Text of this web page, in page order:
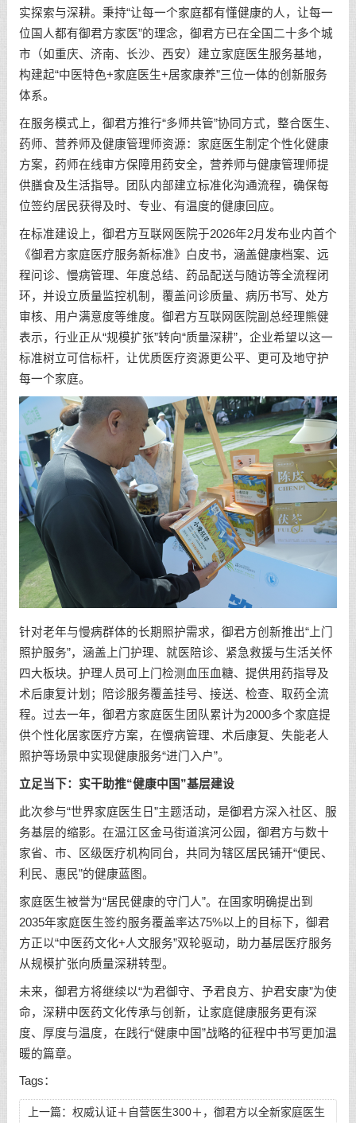
实探索与深耕。秉持“让每一个家庭都有懂健康的人，让每一
位国人都有御君方家医”的理念，御君方已在全国二十多个城
市（如重庆、济南、长沙、西安）建立家庭医生服务基地，
构建起“中医特色+家庭医生+居家康养”三位一体的创新服务
体系。
在服务模式上，御君方推行“多师共管”协同方式，整合医生、
药师、营养师及健康管理师资源：家庭医生制定个性化健康
方案，药师在线审方保障用药安全，营养师与健康管理师提
供膳食及生活指导。团队内部建立标准化沟通流程，确保每
位签约居民获得及时、专业、有温度的健康回应。
在标准建设上，御君方互联网医院于2026年2月发布业内首个
《御君方家庭医疗服务新标准》白皮书，涵盖健康档案、远
程问诊、慢病管理、年度总结、药品配送与随访等全流程闭
环，并设立质量监控机制，覆盖问诊质量、病历书写、处方
审核、用户满意度等维度。御君方互联网医院副总经理熊健
表示，行业正从“规模扩张”转向“质量深耕”，企业希望以这一
标准树立可信标杆，让优质医疗资源更公平、更可及地守护
每一个家庭。
针对老年与慢病群体的长期照护需求，御君方创新推出“上门
照护服务”，涵盖上门护理、就医陪诊、紧急救援与生活关怀
四大板块。护理人员可上门检测血压血糖、提供用药指导及
术后康复计划；陪诊服务覆盖挂号、接送、检查、取药全流
程。过去一年，御君方家庭医生团队累计为2000多个家庭提
供个性化居家医疗方案，在慢病管理、术后康复、失能老人
照护等场景中实现健康服务“进门入户”。
立足当下：实干助推“健康中国”基层建设
此次参与“世界家庭医生日”主题活动，是御君方深入社区、服
务基层的缩影。在温江区金马街道滨河公园，御君方与数十
家省、市、区级医疗机构同台，共同为辖区居民铺开“便民、
利民、惠民”的健康蓝图。
家庭医生被誉为“居民健康的守门人”。在国家明确提出到
2035年家庭医生签约服务覆盖率达75%以上的目标下，御君
方正以“中医药文化+人文服务”双轮驱动，助力基层医疗服务
从规模扩张向质量深耕转型。
未来，御君方将继续以“为君御守、予君良方、护君安康”为使
命，深耕中医药文化传承与创新，让家庭健康服务更有深
度、厚度与温度，在践行“健康中国”战略的征程中书写更加温
暖的篇章。
Tags：
上一篇： 权威认证＋自营医生300＋，御君方以全新家庭医生